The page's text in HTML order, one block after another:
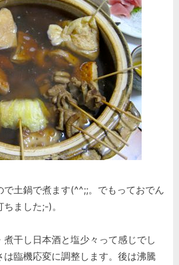
で土鍋で煮ます(^^;;。でもっておでん
ました;-)。
煮干し日本酒と塩少々って感じでし
は臨機応変に調整します。後は沸騰